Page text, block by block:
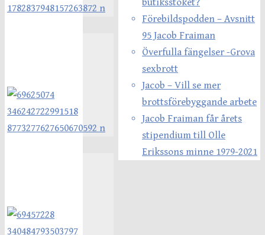
butiksstöket?
Förebildspodden – Avsnitt
95 Jacob Fraiman
Överfulla fängelser -Grova
sexbrott
Jacob – Vill se mer
brottsförebyggande arbete
Jacob Fraiman får årets
stipendium till Olle
Erikssons minne 1979-2021